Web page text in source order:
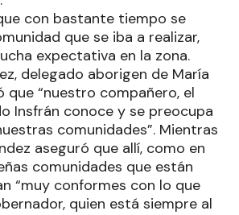
con bastante tiempo se
que se iba a realizar,
expectativa en la zona.
delegado aborigen de María
que “nuestro compañero, el
Insfrán conoce y se preocupa
comunidades”. Mientras
aseguró que allí, como en
comunidades que están
“muy conformes con lo que
quien está siempre al